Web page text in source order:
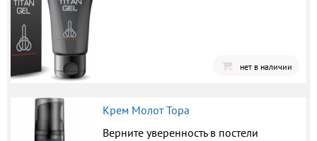
нет в наличии
Крем Молот Тора
Верните уверенность в постели